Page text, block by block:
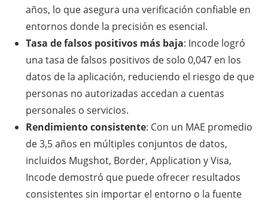
años, lo que asegura una verificación confiable en
entornos donde la precisión es esencial.
Tasa de falsos positivos más baja: Incode logró
una tasa de falsos positivos de solo 0,047 en los
datos de la aplicación, reduciendo el riesgo de que
personas no autorizadas accedan a cuentas
personales o servicios.
Rendimiento consistente: Con un MAE promedio
de 3,5 años en múltiples conjuntos de datos,
incluidos Mugshot, Border, Application y Visa,
Incode demostró que puede ofrecer resultados
consistentes sin importar el entorno o la fuente